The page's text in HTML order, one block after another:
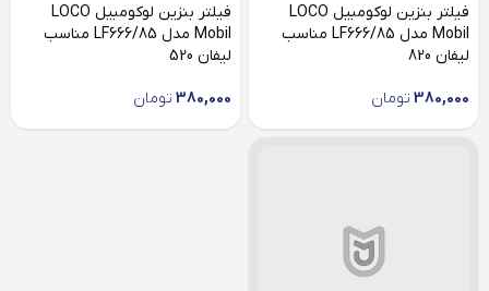
فیلتر بنزین لوکومبیل LOCO
Mobil مدل LF666/85 مناسب
لیفان 820
380,000 تومان
فیلتر بنزین لوکومبیل LOCO
Mobil مدل LF666/85 مناسب
لیفان 520
380,000 تومان